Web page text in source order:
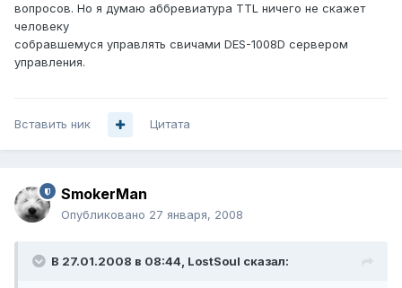
вопросов. Но я думаю аббревиатура TTL ничего не скажет
человеку
собравшемуся управлять свичами DES-1008D сервером
управления.
Вставить ник Цитата
SmokerMan
Опубликовано 27 января, 2008
В 27.01.2008 в 08:44, LostSoul сказал: